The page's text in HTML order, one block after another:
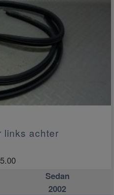
links achter
Sedan
2002